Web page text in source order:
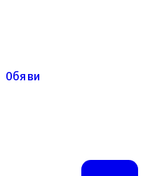
Обяви